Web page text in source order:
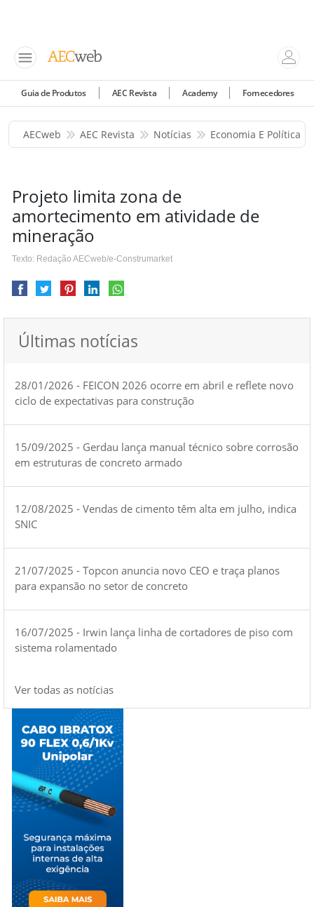
Guia de Produtos AEC Revista Academy Fornecedores
AECweb AEC Revista Notícias Economia E Política
Projeto limita zona de
amortecimento em atividade de
mineração
Texto: Redação AECweb/e-Construmarket
Últimas notícias
28/01/2026 - FEICON 2026 ocorre em abril e reflete novo
ciclo de expectativas para construção
15/09/2025 - Gerdau lança manual técnico sobre corrosão
em estruturas de concreto armado
12/08/2025 - Vendas de cimento têm alta em julho, indica
SNIC
21/07/2025 - Topcon anuncia novo CEO e traça planos
para expansão no setor de concreto
16/07/2025 - Irwin lança linha de cortadores de piso com
sistema rolamentado
Ver todas as notícias